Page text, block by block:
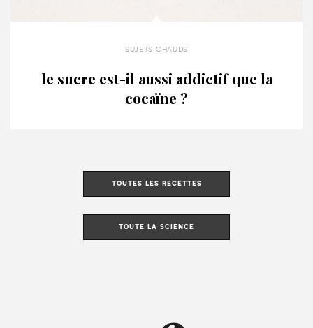
sujets chauds
le sucre est-il aussi addictif que la
cocaïne ?
toutes les recettes
toute la science